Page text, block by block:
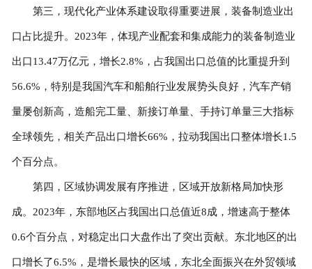
第三，现代化产业体系建设取得重要进展，装备制造业出
口占比提升。2023年，体现产业配套和集成能力的装备制造业
出口13.47万亿元，增长2.8%，占我国出口总值的比重提升到
56.6%，特别是我国汽车和船舶行业发展势头良好，汽车产销
量屡创新高，造船完工量、新接订单量、手持订单量三大指标
全球领先，相关产品出口增长66%，拉动我国出口整体增长1.5
个百分点。
第四，区域协调发展有序推进，区域开放新格局加快形
成。2023年，东部地区占我国出口总值近8成，增速高于整体
0.6个百分点，对稳定出口大盘作出了突出贡献。东北地区的出
口增长了6.5%，是增长最快的区域，东北全面振兴在外贸领域